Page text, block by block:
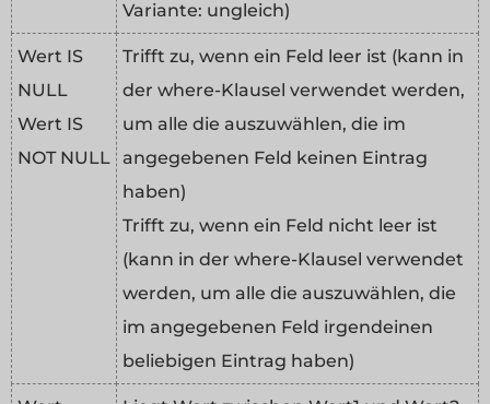
Variante: ungleich)
Wert IS
NULL
Wert IS
NOT NULL
Trifft zu, wenn ein Feld leer ist (kann in
der where-Klausel verwendet werden,
um alle die auszuwählen, die im
angegebenen Feld keinen Eintrag
haben)
Trifft zu, wenn ein Feld nicht leer ist
(kann in der where-Klausel verwendet
werden, um alle die auszuwählen, die
im angegebenen Feld irgendeinen
beliebigen Eintrag haben)